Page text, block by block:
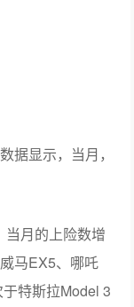
据显示，当月，
月的上险数增
马EX5、哪吒
特斯拉Model 3